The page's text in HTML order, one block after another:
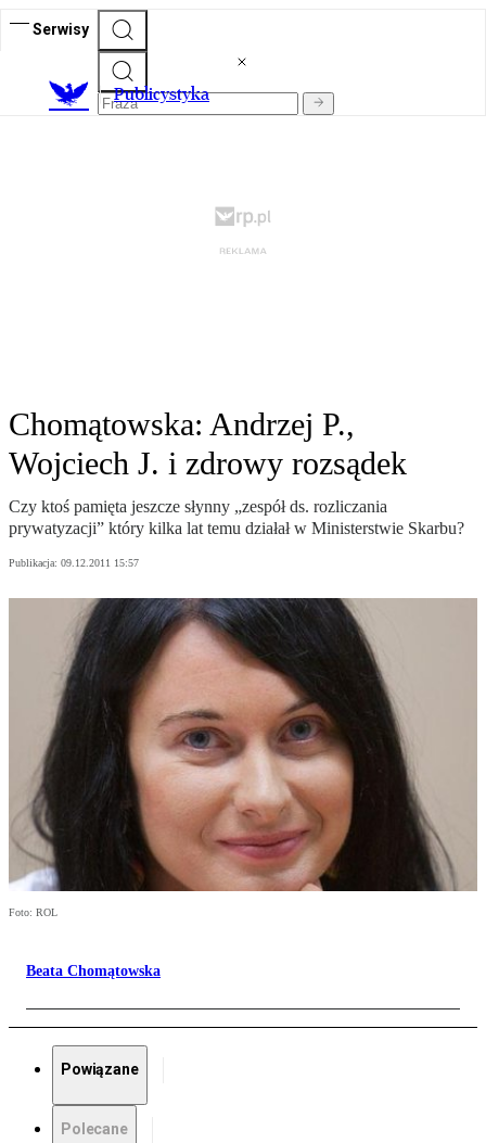
Serwisy
Publicystyka
Chomątowska: Andrzej P.,
Wojciech J. i zdrowy rozsądek
Czy ktoś pamięta jeszcze słynny „zespół ds. rozliczania
prywatyzacji” który kilka lat temu działał w Ministerstwie Skarbu?
Publikacja: 09.12.2011 15:57
Foto: ROL
Beata Chomątowska
Powiązane
Polecane